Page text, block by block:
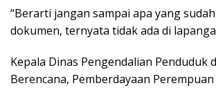
“Berarti jangan sampai apa yang
dokumen, ternyata tidak ada di
Kepala Dinas Pengendalian Penduduk
Berencana, Pemberdayaan Perempuan